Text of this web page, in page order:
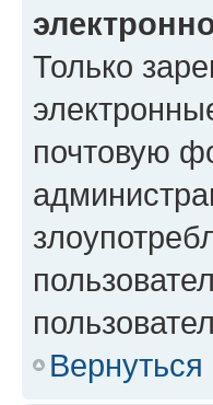
Только
почтовую
Вернуться